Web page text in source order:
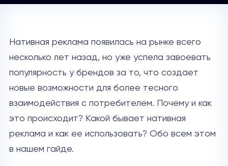
Нативная реклама появилась на рынке всего
несколько лет назад, но уже успела завоевать
популярность у брендов за то, что создает
новые возможности для более тесного
взаимодействия с потребителем. Почему и как
это происходит? Какой бывает нативная
реклама и как ее использовать? Обо всем этом
в нашем гайде.